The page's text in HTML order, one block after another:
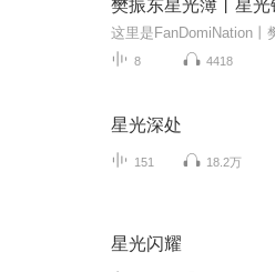
樊振东星光簿丨星光
8 4418
星光深处
151 18.2万
星光闪耀